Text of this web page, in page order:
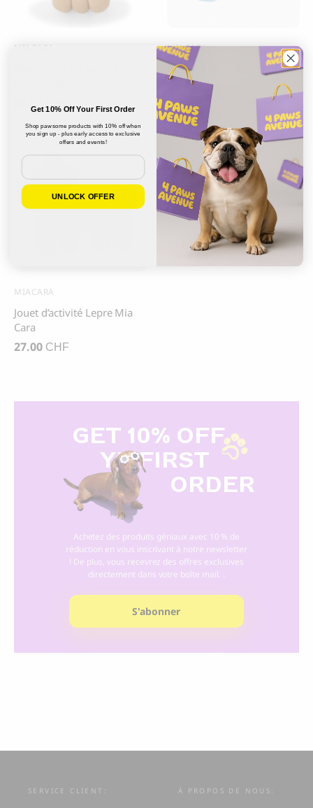
MIACARA
34.00
MIACARA
Balles pour chiens MiaCara
21.00 CHF
MIACARA
Jouet d’activité Lepre Mia
Cara
27.00 CHF
Appliquer les filtres
Filtre clair
GET 10% OFF
YR FIRST
ORDER
Achetez des produits géniaux avec 10 % de
réduction en vous inscrivant à notre newsletter
! De plus, vous recevrez des offres exclusives
directement dans votre boîte mail. .
S'abonner
SERVICE CLIENT: À PROPOS DE NOUS:
Get 10% Off Your First Order
Shop pawsome products with 10% off when
you sign up - plus early access to exclusive
offers and events!
Email
UNLOCK OFFER